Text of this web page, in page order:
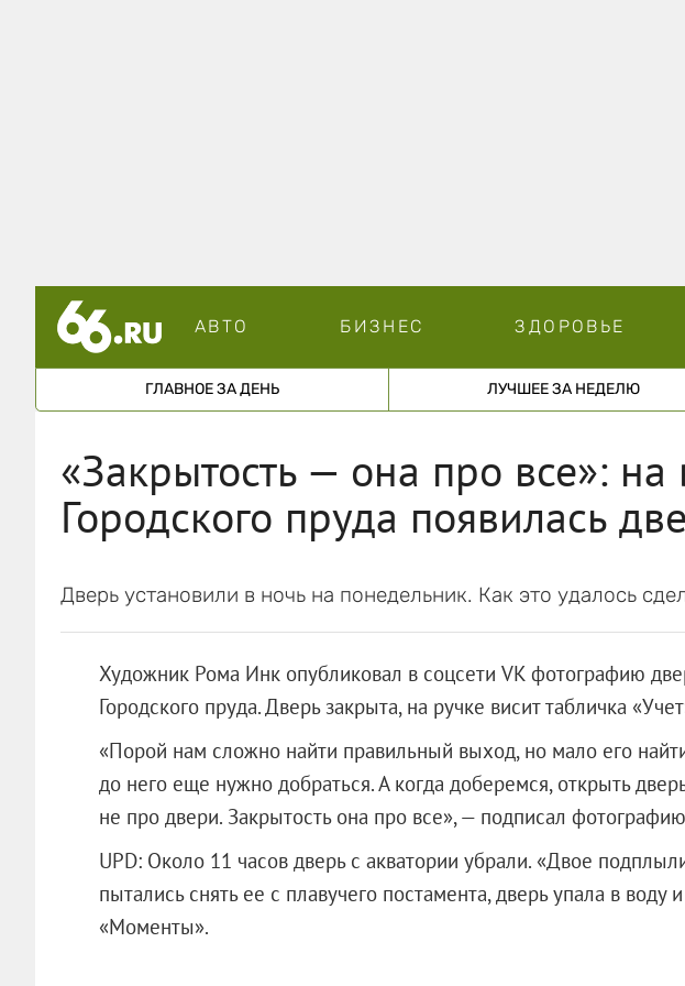
АВТО БИЗНЕС ЗДОРОВЬЕ
ГЛАВНОЕ ЗА ДЕНЬ ЛУЧШЕЕ ЗА НЕДЕЛЮ
«Закрытость — она про все»: на
Городского пруда появилась
Дверь установили в ночь на понедельник. Как это удалось
Художник Рома Инк опубликовал в соцсети VK фотографию
Городского пруда. Дверь закрыта, на ручке висит табличка
«Порой нам сложно найти правильный выход, но мало его
до него еще нужно добраться. А когда доберемся, открыть
не про двери. Закрытость она про все», — подписал
UPD: Около 11 часов дверь с акватории убрали. «Двое
пытались снять ее с плавучего постамента, дверь упала в воду
«Моменты».